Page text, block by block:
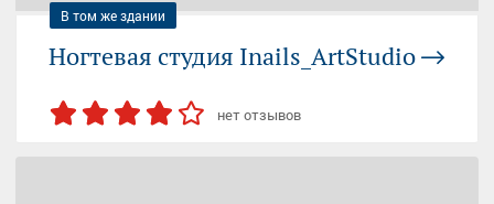
В том же здании
Ногтевая студия Inails_ArtStudio
нет отзывов